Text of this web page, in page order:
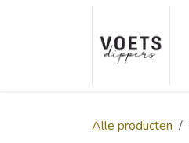
Overslaan naar inhoud
Alle producten